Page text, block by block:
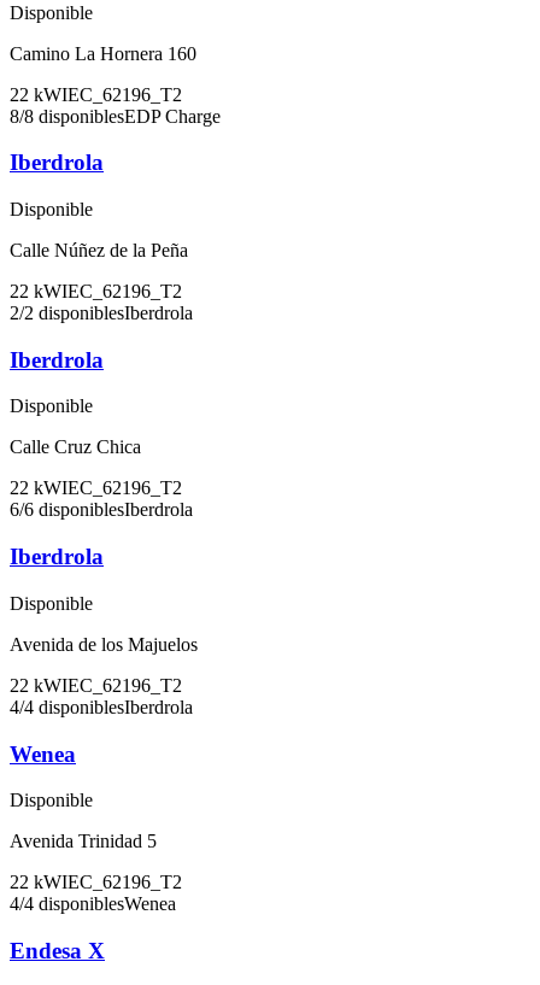
Disponible
Camino La Hornera 160
22 kWIEC_62196_T2
8/8 disponiblesEDP Charge
Iberdrola
Disponible
Calle Núñez de la Peña
22 kWIEC_62196_T2
2/2 disponiblesIberdrola
Iberdrola
Disponible
Calle Cruz Chica
22 kWIEC_62196_T2
6/6 disponiblesIberdrola
Iberdrola
Disponible
Avenida de los Majuelos
22 kWIEC_62196_T2
4/4 disponiblesIberdrola
Wenea
Disponible
Avenida Trinidad 5
22 kWIEC_62196_T2
4/4 disponiblesWenea
Endesa X